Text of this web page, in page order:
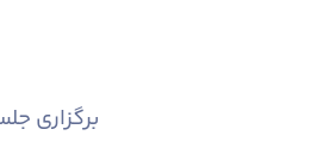
برگزاری